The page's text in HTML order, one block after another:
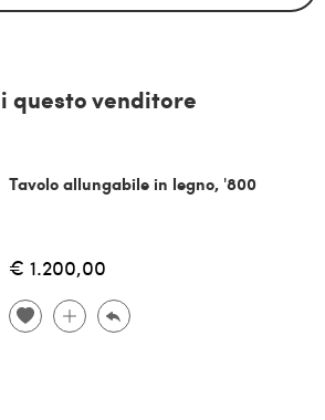
venditore
Tavolo allungabile in legno, '800
€ 1.200,00